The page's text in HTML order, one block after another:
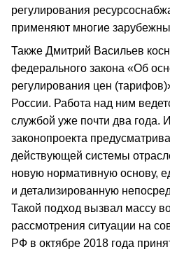
регулирования
применяют многие
Также Дмитрий Васильев
федерального закона «Об
регулирования цен
России. Работа над ним
службой уже почти два года.
законопроекта
действующей системы
новую нормативную основу,
и детализированную
Такой подход вызвал массу
рассмотрения ситуации на
РФ в октябре 2018 года